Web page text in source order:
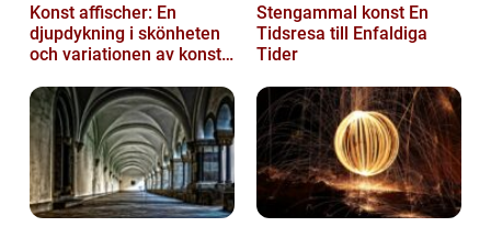
Konst affischer: En
djupdykning i skönheten
och variationen av konst
Stengammal konst En
Tidsresa till Enfaldiga
Tider